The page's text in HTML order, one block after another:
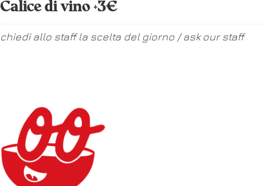
Calice di vino +3€
chiedi allo staff la scelta del giorno / ask our staff